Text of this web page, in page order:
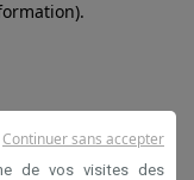
.
de vos visites des
Continuer sans accepter